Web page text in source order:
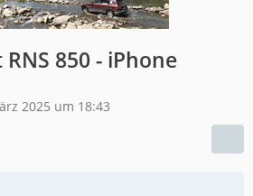
850 - iPhone
2025 um 18:43